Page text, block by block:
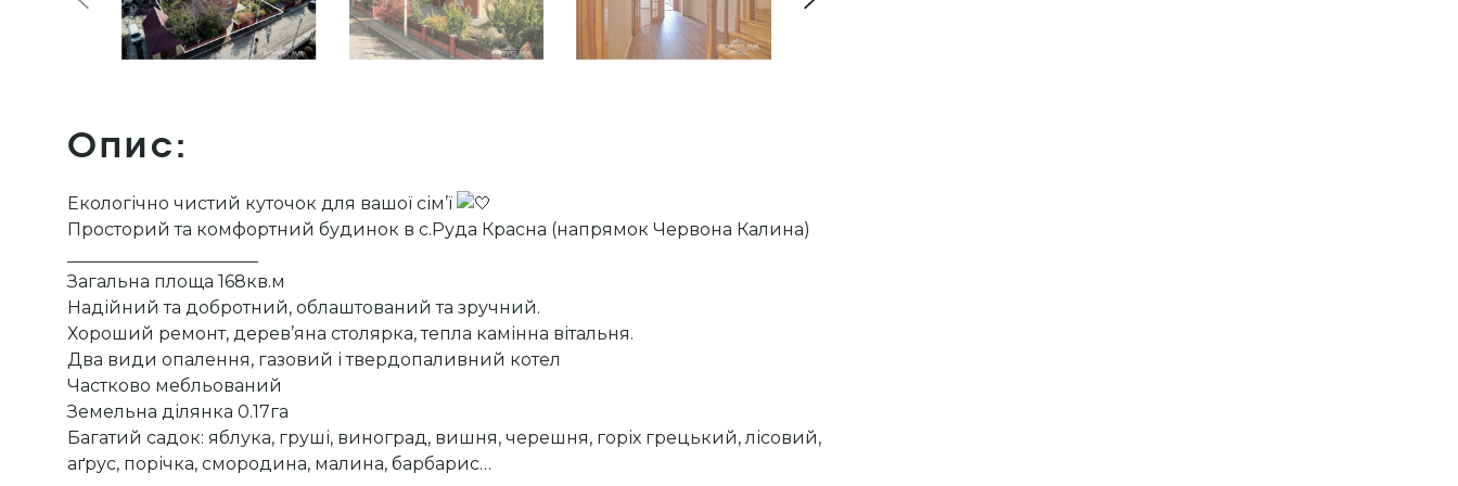
Опис:
Екологічно чистий куточок для вашої сім’ї
Просторий та комфортний будинок в с.Руда Красна (напрямок Червона Калина)
Загальна площа 168кв.м
Надійний та добротний, облаштований та зручний.
Хороший ремонт, дерев’яна столярка, тепла камінна вітальня.
Два види опалення, газовий і твердопаливний котел
Частково мебльований
Земельна ділянка 0.17га
Багатий садок: яблука, груші, виноград, вишня, черешня, горіх грецький, лісовий,
аґрус, порічка, смородина, малина, барбарис…